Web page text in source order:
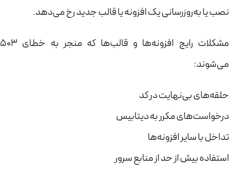
نصب یا به‌روزرسانی یک افزونه یا قالب جدید رخ می‌دهد.
مشکلات رایج افزونه‌ها و قالب‌ها که منجر به خطای 503
می‌شوند:
حلقه‌های بی‌نهایت در کد
درخواست‌های مکرر به دیتابیس
تداخل با سایر افزونه‌ها
استفاده بیش از حد از منابع سرور